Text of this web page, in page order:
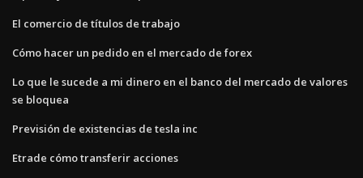
El comercio de títulos de trabajo
Cómo hacer un pedido en el mercado de forex
Lo que le sucede a mi dinero en el banco del mercado de valores
se bloquea
Previsión de existencias de tesla inc
Etrade cómo transferir acciones